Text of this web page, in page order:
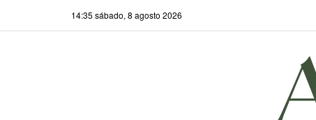
14:35 sábado, 8 agosto 2026